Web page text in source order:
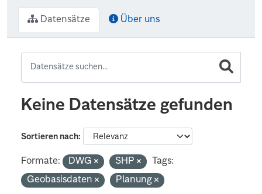
Datensätze Über uns
Keine Datensätze gefunden
Sortieren nach
Formate: DWG SHP
Tags:
Geobasisdaten
Planung